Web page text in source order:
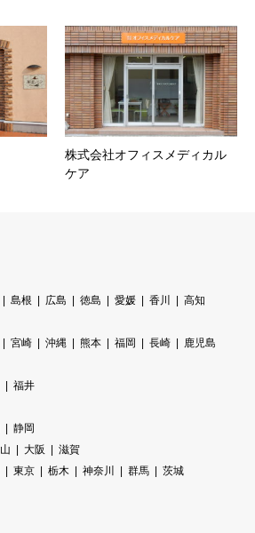
株式会社オフィスメディカル
ケア
島根 広島 徳島 愛媛 香川
高知
宮崎 沖縄 熊本 福岡 長崎
鹿児島
福井
静岡
大阪
滋賀
東京 栃木 神奈川 群馬 茨城